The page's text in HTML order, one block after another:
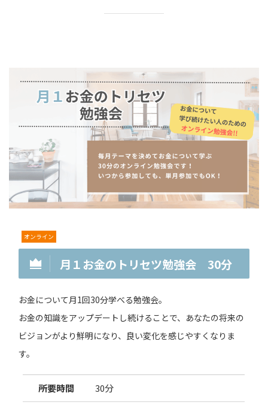
オンライン
月１お金のトリセツ勉強会 30分
お金について月1回30分学べる勉強会。
お金の知識をアップデートし続けることで、あなたの将来の
ビジョンがより鮮明になり、良い変化を感じやすくなりま
す。
所要時間 30分